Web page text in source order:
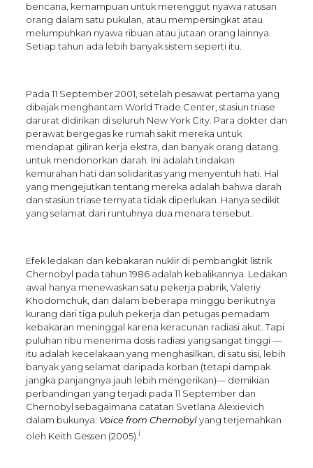
bencana, kemampuan untuk merenggut nyawa ratusan
orang dalam satu pukulan, atau mempersingkat atau
melumpuhkan nyawa ribuan atau jutaan orang lainnya.
Setiap tahun ada lebih banyak sistem seperti itu.
Pada 11 September 2001, setelah pesawat pertama yang
dibajak menghantam World Trade Center, stasiun triase
darurat didirikan di seluruh New York City. Para dokter dan
perawat bergegas ke rumah sakit mereka untuk
mendapat giliran kerja ekstra, dan banyak orang datang
untuk mendonorkan darah. Ini adalah tindakan
kemurahan hati dan solidaritas yang menyentuh hati. Hal
yang mengejutkan tentang mereka adalah bahwa darah
dan stasiun triase ternyata tidak diperlukan. Hanya sedikit
yang selamat dari runtuhnya dua menara tersebut.
Efek ledakan dan kebakaran nuklir di pembangkit listrik
Chernobyl pada tahun 1986 adalah kebalikannya. Ledakan
awal hanya menewaskan satu pekerja pabrik, Valeriy
Khodomchuk, dan dalam beberapa minggu berikutnya
kurang dari tiga puluh pekerja dan petugas pemadam
kebakaran meninggal karena keracunan radiasi akut. Tapi
puluhan ribu menerima dosis radiasi yang sangat tinggi —
itu adalah kecelakaan yang menghasilkan, di satu sisi, lebih
banyak yang selamat daripada korban (tetapi dampak
jangka panjangnya jauh lebih mengerikan)— demikian
perbandingan yang terjadi pada 11 September dan
Chernobyl sebagaimana catatan Svetlana Alexievich
dalam bukunya: Voice from Chernobylyang terjemahkan
oleh Keith Gessen (2005).i